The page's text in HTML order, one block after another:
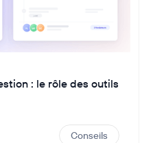
: le rôle des outils
Conseils